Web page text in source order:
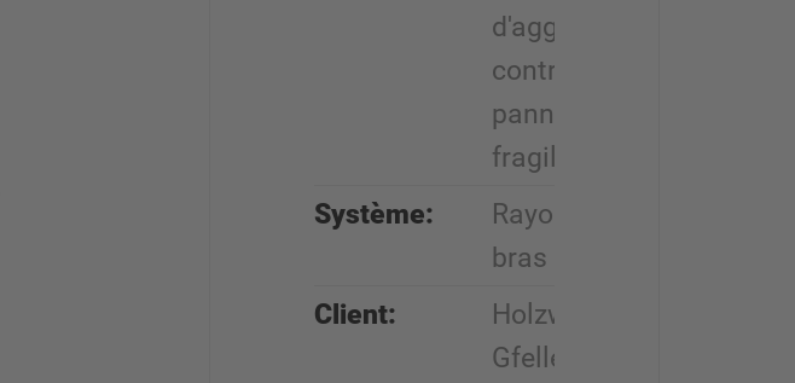
d'agglomérés,
contreplaqués,
panneaux plaqués
fragiles
Système:
Rayonnages à
bras portants
Client:
Holzwerkstoffe
Gfeller AG